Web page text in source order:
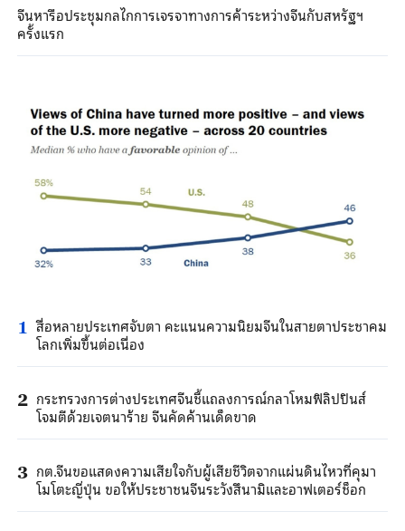
จีนหารือประชุมกลไกการเจรจาทางการค้าระหว่างจีนกับสหรัฐฯ
ครั้งแรก
1 สื่อหลายประเทศจับตา คะแนนความนิยมจีนในสายตาประชาคม
โลกเพิ่มขึ้นต่อเนื่อง
2 กระทรวงการต่างประเทศจีนชี้แถลงการณ์กลาโหมฟิลิปปินส์
โจมตีด้วยเจตนาร้าย จีนคัดค้านเด็ดขาด
3 กต.จีนขอแสดงความเสียใจกับผู้เสียชีวิตจากแผ่นดินไหวที่คุมา
โมโตะญี่ปุ่น ขอให้ประชาชนจีนระวังสึนามิและอาฟเตอร์ช็อก